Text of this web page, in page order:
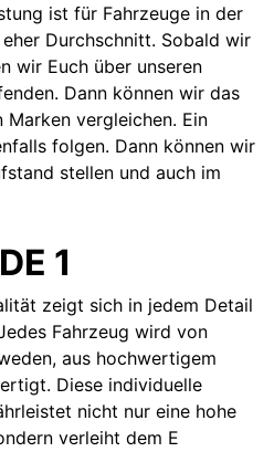
ist für Fahrzeuge in der
Durchschnitt. Sobald wir
wir Euch über unseren
Dann können wir das
vergleichen. Ein
folgen. Dann können wir
stellen und auch im
1
zeigt sich in jedem Detail
Fahrzeug wird von
aus hochwertigem
Diese individuelle
nicht nur eine hohe
verleiht dem E